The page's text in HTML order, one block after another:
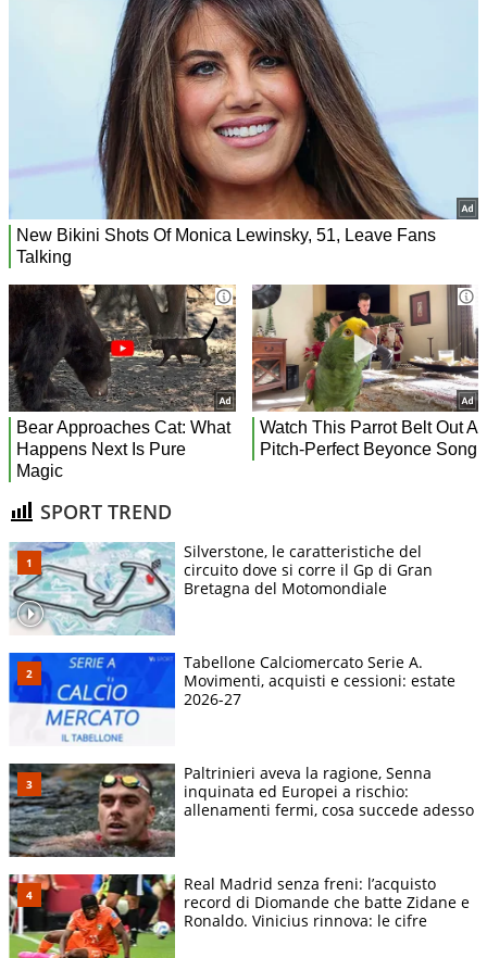
SPORT TREND
Silverstone, le caratteristiche del
circuito dove si corre il Gp di Gran
Bretagna del Motomondiale
Tabellone Calciomercato Serie A.
Movimenti, acquisti e cessioni: estate
2026-27
Paltrinieri aveva la ragione, Senna
inquinata ed Europei a rischio:
allenamenti fermi, cosa succede adesso
Real Madrid senza freni: l’acquisto
record di Diomande che batte Zidane e
Ronaldo. Vinicius rinnova: le cifre